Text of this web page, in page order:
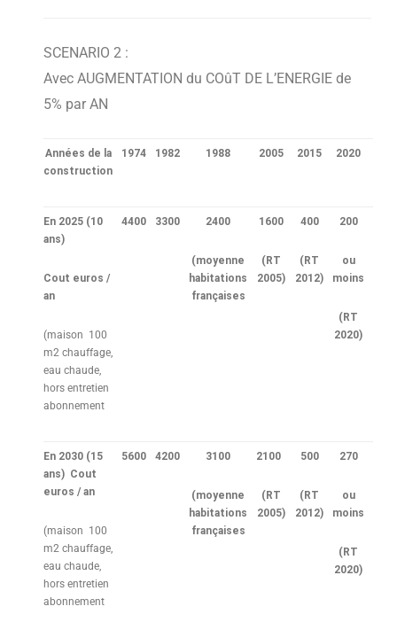
SCENARIO 2 :
Avec AUGMENTATION du COûT DE L’ENERGIE de
5% par AN
Années de la
construction
1974 1982 1988 2005 2015 2020
En 2025 (10
ans)
Cout euros /
an
(maison 100
m2 chauffage,
eau chaude,
hors entretien
abonnement
4400 3300 2400
(moyenne
habitations
françaises
1600
(RT
2005)
400
(RT
2012)
200
ou
moins
(RT
2020)
En 2030 (15
ans) Cout
euros / an
(maison 100
m2 chauffage,
eau chaude,
hors entretien
abonnement
5600 4200 3100
(moyenne
habitations
françaises
2100
(RT
2005)
500
(RT
2012)
270
ou
moins
(RT
2020)